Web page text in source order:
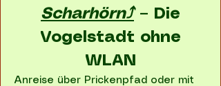
Scharhörn⤴– Die
Vogelstadt ohne
WLAN
Anreise über Prickenpfad oder mit